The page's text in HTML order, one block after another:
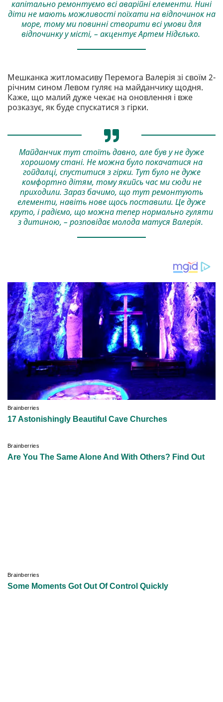
капітально ремонтуємо всі аварійні елементи. Нині
діти не мають можливості поїхати на відпочинок на
море, тому ми повинні створити всі умови для
відпочинку у місті, – акцентує Артем Нідєлько.
Мешканка житломасиву Перемога Валерія зі своїм 2-
річним сином Левом гуляє на майданчику щодня.
Каже, що малий дуже чекає на оновлення і вже
розказує, як буде спускатися з гірки.
Майданчик тут стоїть давно, але був у не дуже
хорошому стані. Не можна було покачатися на
гойдалці, спуститися з гірки. Тут було не дуже
комфортно дітям, тому якийсь час ми сюди не
приходили. Зараз бачимо, що тут ремонтують
елементи, навіть нове щось поставили. Це дуже
круто, і радіємо, що можна тепер нормально гуляти
з дитиною, – розповідає молода матуся Валерія.